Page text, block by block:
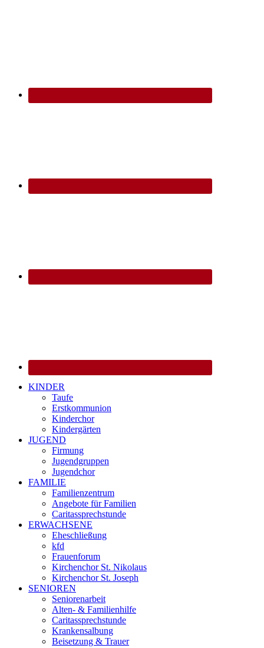
KINDER
Taufe
Erstkommunion
Kinderchor
Kindergärten
JUGEND
Firmung
Jugendgruppen
Jugendchor
FAMILIE
Familienzentrum
Angebote für Familien
Caritassprechstunde
ERWACHSENE
Eheschließung
kfd
Frauenforum
Kirchenchor St. Nikolaus
Kirchenchor St. Joseph
SENIOREN
Seniorenarbeit
Alten- & Familienhilfe
Caritassprechstunde
Krankensalbung
Beisetzung & Trauer